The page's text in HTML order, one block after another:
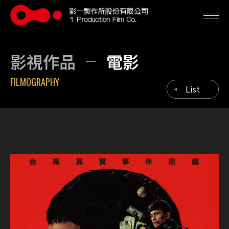
影視作品 電影
FILMOGRAPHY
List